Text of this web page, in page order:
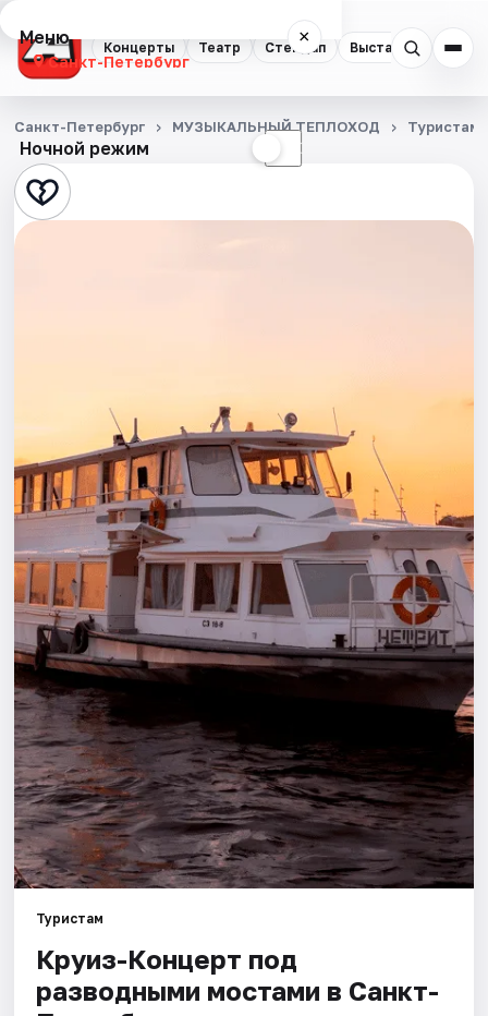
Концерты Театр Стендап Выставки
Меню ×
Санкт-Петербург
Концерты
Театр
Стендап
События
Города
Площадки
Артисты
Рейтинги
Ночной режим ☾
Санкт-Петербург МУЗЫКАЛЬНЫЙ ТЕПЛОХОД Туристам
Туристам
Круиз-Концерт под
разводными мостами в Санкт-